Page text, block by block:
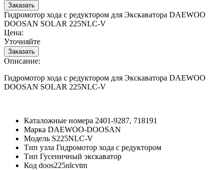
Гидромотор хода с редуктором для Экскаватора DAEWOO
DOOSAN SOLAR 225NLC-V
Цена:
Уточняйте
Описание:
Гидромотор хода с редуктором для Экскаватора DAEWOO
DOOSAN SOLAR 225NLC-V
Каталожные номера 2401-9287, 718191
Марка DAEWOO-DOOSAN
Модель S225NLC-V
Тип узла Гидромотор хода с редуктором
Тип Гусеничный экскаватор
Код doos225nlcvtm